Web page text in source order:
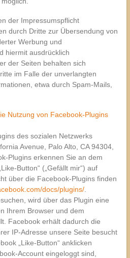
der Impressumspflicht
durch Dritte zur Übersendung von
Werbung und
hiermit ausdrücklich
der Seiten behalten sich
im Falle der unverlangten
etwa durch Spam-Mails,
Nutzung von Facebook-Plugins
des sozialen Netzwerks
Avenue, Palo Alto, CA 94304,
Plugins erkennen Sie an dem
Button“ („Gefällt mir“) auf
über die Facebook-Plugins finden
docs/plugins/.
wird über das Plugin eine
Ihrem Browser und dem
Facebook erhält dadurch die
IP-Adresse unsere Seite besucht
„Like-Button“ anklicken
Account eingeloggt sind,